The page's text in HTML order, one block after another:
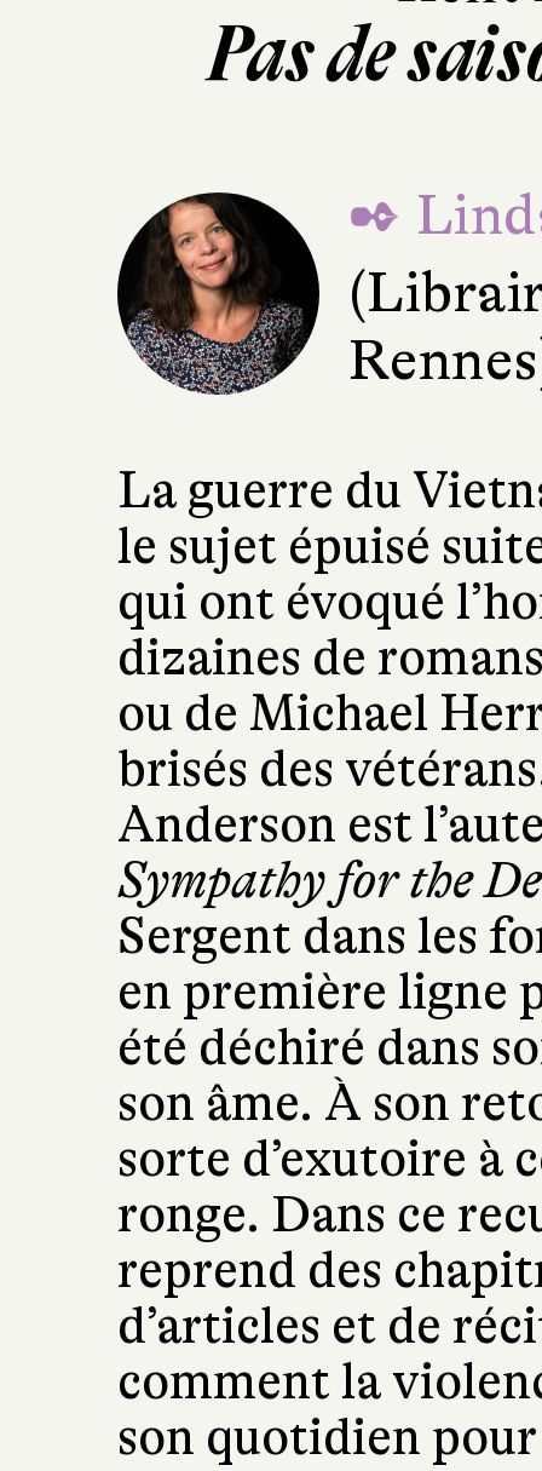
Pas de
✒
La guerre du
le sujet épuisé
qui ont évoqué
dizaines de
ou de Michael
brisés des
Anderson est
Sympathy for the
Sergent dans les
en première ligne
été déchiré dans
son âme. À son
sorte d’exutoire à
ronge. Dans ce
reprend des
d’articles et de
comment la
son quotidien